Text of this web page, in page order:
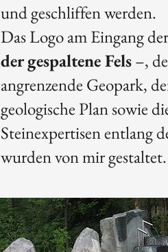
und geschliffen werden.
Das Logo am Eingang
der gespaltene Fels–,
angrenzende Geopark,
geologische Plan sowie
Steinexpertisen entlang
wurden von mir gestaltet.